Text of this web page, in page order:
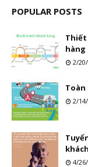
POPULAR POSTS
Thiết
hàng
2/
Toàn
2/
4/